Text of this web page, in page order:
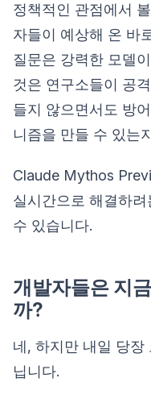
정책적인 관점에서
자들이 예상해 온 바
질문은 강력한 모델
것은 연구소들이 공
들지 않으면서도 방
니즘을 만들 수 있는
Claude Mythos
실시간으로 해결하
수 있습니다.
개발자들은 지
까?
네, 하지만 내일 당장
닙니다.